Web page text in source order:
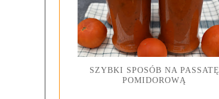
SZYBKI SPOSÓB NA PASSATĘ
POMIDOROWĄ